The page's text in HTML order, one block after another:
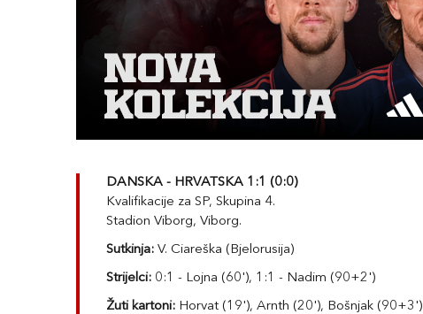
DANSKA - HRVATSKA 1:1 (0:0)
Kvalifikacije za SP, Skupina 4.
Stadion Viborg, Viborg.
Sutkinja: V. Ciareška (Bjelorusija)
Strijelci: 0:1 - Lojna (60'), 1:1 - Nadim (90+2')
Žuti kartoni: Horvat (19'), Arnth (20'), Bošnjak (90+3')